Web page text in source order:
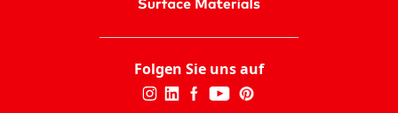
Folgen Sie uns auf